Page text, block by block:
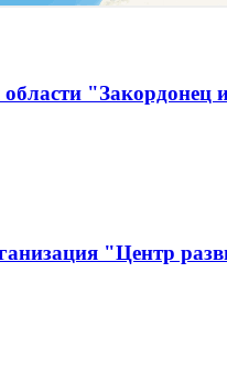
"Закордонец
"Центр